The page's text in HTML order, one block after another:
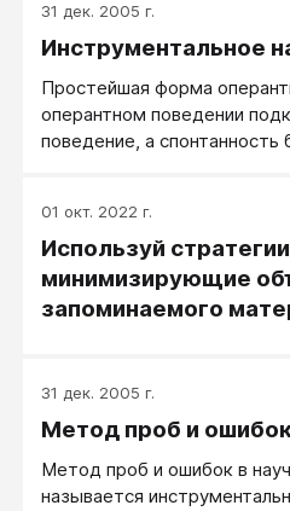
таких ученых был
которого с шимпанзе,
ставил перед шимпанзе
некоторое пространство
31 дек. 2005 г.
Инструментальное
Простейшая форма
оперантном поведении
поведение, а спонтанность
01 окт. 2022 г.
Используй
минимизирующие
запоминаемого
31 дек. 2005 г.
Метод проб и
Метод проб и ошибок в
называется